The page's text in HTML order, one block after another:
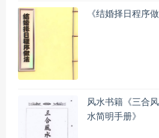
《结婚择日程序做
风水书籍《三合
水简明手册》